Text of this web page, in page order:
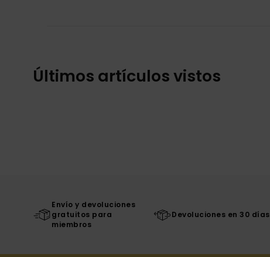
Últimos artículos vistos
Envío y devoluciones
gratuitos para
miembros
Devoluciones en 30 días